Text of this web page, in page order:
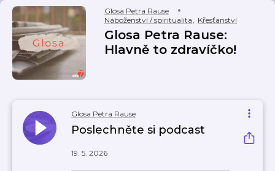
Glosa Petra Rause
Náboženství / spiritualita, Křesťanství
Glosa Petra Rause:
Hlavně to zdravíčko!
Glosa Petra Rause
Poslechněte si podcast
19. 5. 2026